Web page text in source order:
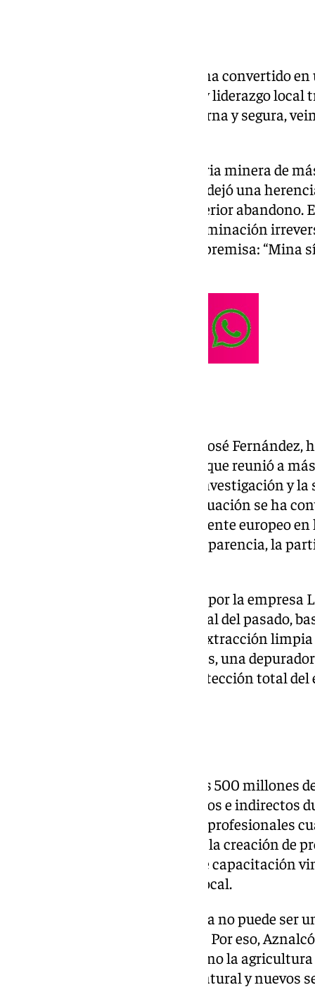
El municipio de Aznalcóllar se ha convertido
recuperación, responsabilidad y liderazgo
nuevo modelo de minería moderna y segura,
Aznalcóllar acumula una historia minera de
de la catástrofe acontecida que dejó una
el cierre de la mina y de su posterior
de actuar provocaría una contaminación
del territorio, actuando ante la premisa: “Mina
El alcalde de la localidad, Juan José Fernández,
experiencia ante un encuentro que reunió a
sector público, la industria, la investigación y
Materials Week 2025. Así, la actuación se ha
que hoy es considerado un referente europeo
social sólida, basada en la transparencia, la
El nuevo proyecto está liderado por la empresa
modelo radicalmente diferente al del pasado,
integra nuevas tecnologías de extracción
avanzados de gestión de vertidos, una
diseñada para garantizar la protección total
La inversión inicial superará los 500 millones
de más de 2.000 empleos directos e indirectos
Ante esto, se destacó la falta de profesionales
minas del siglo XXI y se solicitó la creación de
en minería moderna, centros de capacitación
fomento del emprendimiento local.
Asimismo, afirma que la minería no puede ser
impulsor de nuevas economías. Por eso,
sinergias con otros sectores como la
turismo ligado al patrimonio natural y nuevos